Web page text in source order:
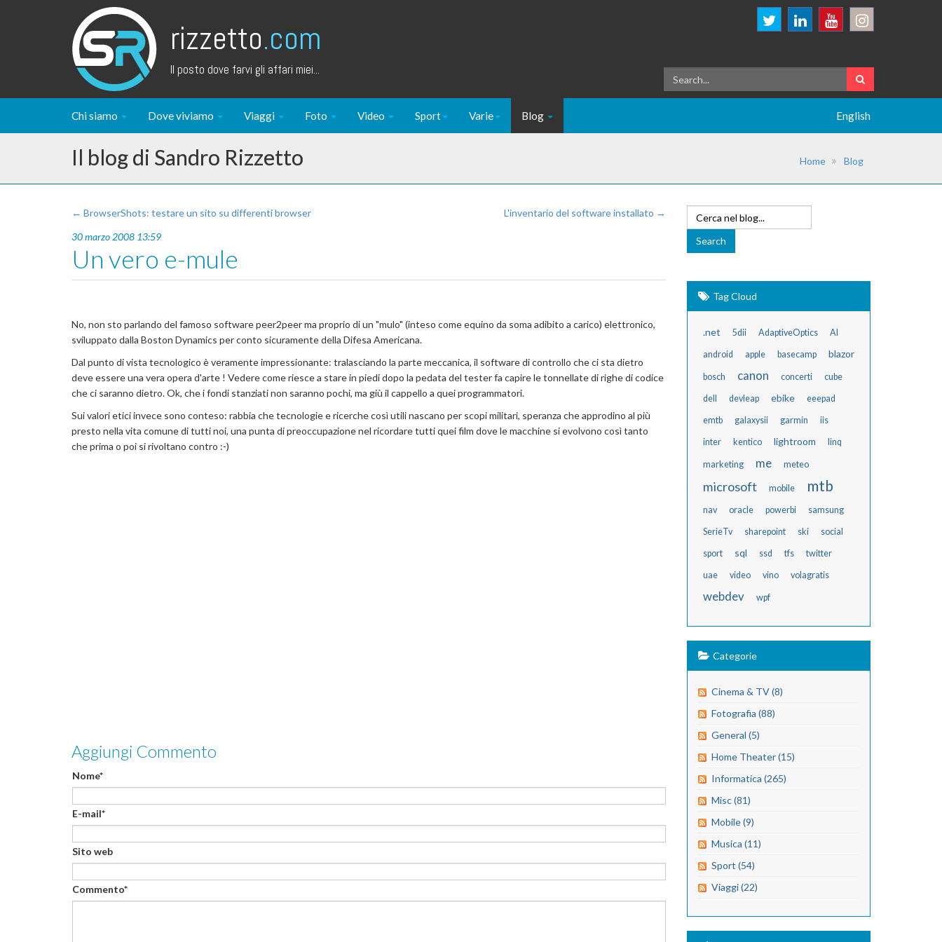
rizzetto.com
Il posto dove farvi gli affari miei...
Chi siamo Dove viviamo Viaggi Foto Video Sport Varie Blog English
Il blog di Sandro Rizzetto Home Blog
← BrowserShots: testare un sito su differenti browser
L'inventario del software installato →
30 marzo 2008 13:59
Un vero e-mule
No, non sto parlando del famoso software peer2peer ma proprio di un "mulo" (inteso come equino da soma adibito a carico) elettronico,
sviluppato dalla Boston Dynamics per conto sicuramente della Difesa Americana.
Dal punto di vista tecnologico è veramente impressionante: tralasciando la parte meccanica, il software di controllo che ci sta dietro
deve essere una vera opera d'arte ! Vedere come riesce a stare in piedi dopo la pedata del tester fa capire le tonnellate di righe di codice
che ci saranno dietro. Ok, che i fondi stanziati non saranno pochi, ma giù il cappello a quei programmatori.
Sui valori etici invece sono conteso: rabbia che tecnologie e ricerche così utili nascano per scopi militari, speranza che approdino al più
presto nella vita comune di tutti noi, una punta di preoccupazione nel ricordare tutti quei film dove le macchine si evolvono così tanto
che prima o poi si rivoltano contro :-)
Aggiungi Commento
Nome*
E-mail*
Sito web
Commento*
Tag Cloud
.net 5dii AdaptiveOptics AI
android apple basecamp blazor
bosch canon concerti cube
dell devleap ebike eeepad
emtb galaxysii garmin iis
inter kentico lightroom linq
marketing me meteo
microsoft mobile mtb
nav oracle powerbi samsung
SerieTv sharepoint ski social
sport sql ssd tfs twitter
uae video vino volagratis
webdev wpf
Categorie
Cinema & TV (8)
Fotografia (88)
General (5)
Home Theater (15)
Informatica (265)
Misc (81)
Mobile (9)
Musica (11)
Sport (54)
Viaggi (22)